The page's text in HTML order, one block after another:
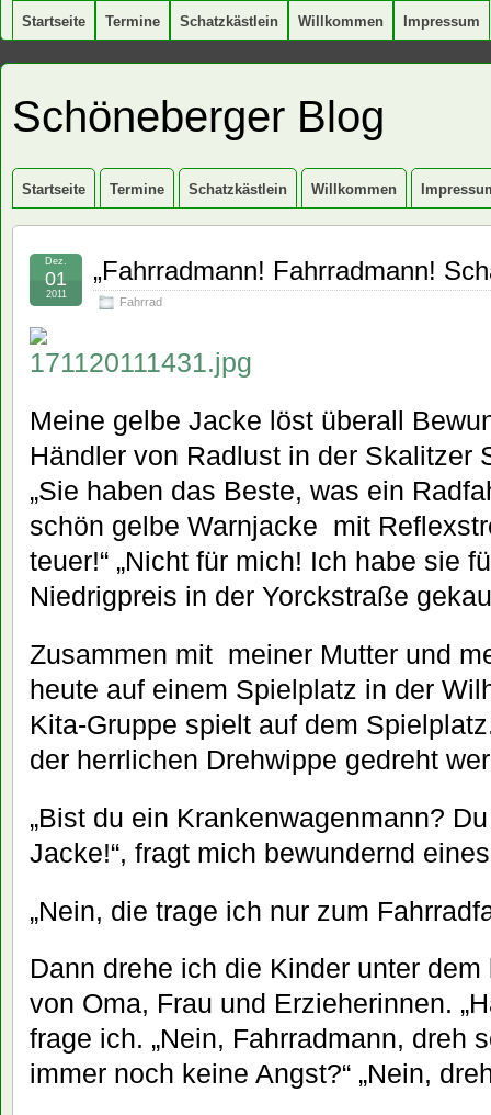
Startseite Termine Schatzkästlein Willkommen Impressum
Schöneberger Blog
Startseite Termine Schatzkästlein Willkommen
„Fahrradmann! Fahrradmann!
Fahrrad
Dez.
01
2011
Meine gelbe Jacke löst überall
Händler von Radlust in der Skalitzer
„Sie haben das Beste, was ein
schön gelbe Warnjacke mit
teuer!“ „Nicht für mich! Ich habe sie
Niedrigpreis in der Yorckstraße
Zusammen mit meiner Mutter und
heute auf einem Spielplatz in der
Kita-Gruppe spielt auf dem
der herrlichen Drehwippe gedreht
„Bist du ein Krankenwagenmann?
Jacke!“, fragt mich bewundernd
„Nein, die trage ich nur zum
Dann drehe ich die Kinder unter
von Oma, Frau und Erzieherinnen.
frage ich. „Nein, Fahrradmann, dreh
immer noch keine Angst?“ „Nein,